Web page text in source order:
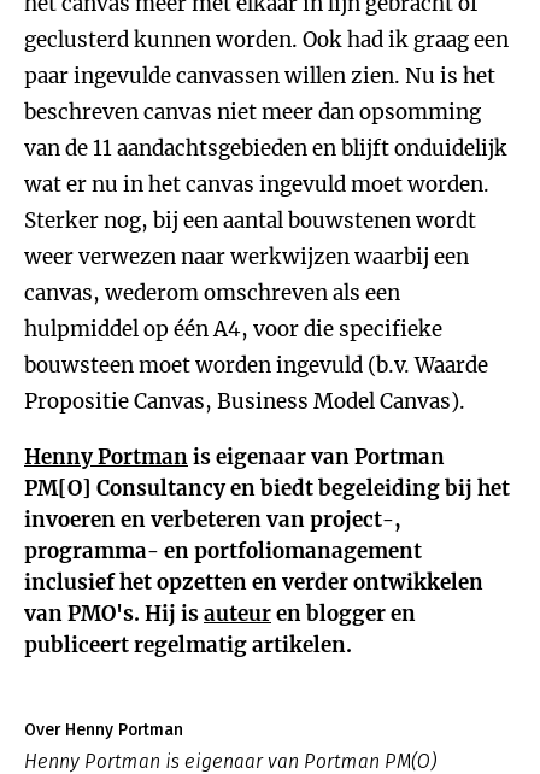
geclusterd kunnen worden. Ook had ik graag een
paar ingevulde canvassen willen zien. Nu is het
beschreven canvas niet meer dan opsomming
van de 11 aandachtsgebieden en blijft onduidelijk
wat er nu in het canvas ingevuld moet worden.
Sterker nog, bij een aantal bouwstenen wordt
weer verwezen naar werkwijzen waarbij een
canvas, wederom omschreven als een
hulpmiddel op één A4, voor die specifieke
bouwsteen moet worden ingevuld (b.v. Waarde
Propositie Canvas, Business Model Canvas).
Henny Portmanis eigenaar van Portman
PM[O] Consultancy en biedt begeleiding bij het
invoeren en verbeteren van project-,
programma- en portfoliomanagement
inclusief het opzetten en verder ontwikkelen
van PMO's. Hij isauteuren blogger en
publiceert regelmatig artikelen.
Over Henny Portman
Henny Portman is eigenaar van Portman PM(O)